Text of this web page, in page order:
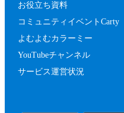
お役立ち資料
コミュニティイベントCarty
よむよむカラーミー
YouTubeチャンネル
サービス運営状況